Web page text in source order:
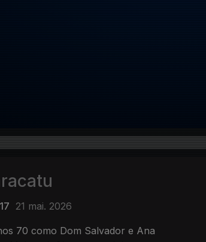
21 mai. 2026
70 como Dom Salvador e Ana